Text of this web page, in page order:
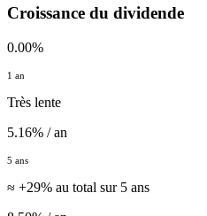
Croissance du dividende
0.00%
1 an
Très lente
5.16% / an
5 ans
≈ +29% au total sur 5 ans